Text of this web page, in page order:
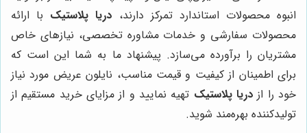
انبوه محصولات استاندارد تمرکز دارند، دریا پلاستیک با ارائه
محصولات سفارشی و خدمات مشاوره تخصصی، نیازهای خاص
مشتریان را برآورده می‌سازد. پیشنهاد ما به شما این است که
برای اطمینان از کیفیت و قیمت مناسب، نایلون عریض مورد نیاز
خود را از دریا پلاستیک تهیه نمایید و از مزایای خرید مستقیم از
تولیدکننده بهره‌مند شوید.